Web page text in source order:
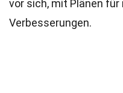
vor sich, mit Plänen für
Verbesserungen.